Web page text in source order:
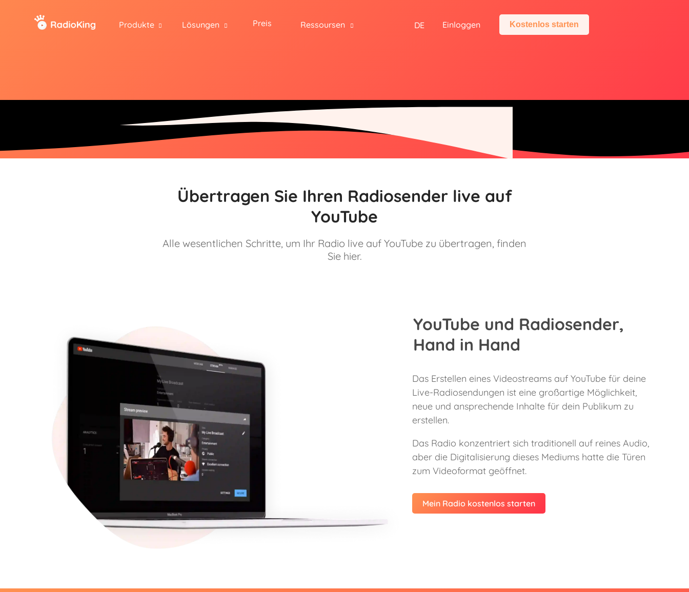
Produkte Lösungen Preis Ressoursen DE Einloggen Kostenlos starten
Übertragen Sie Ihren Radiosender live auf
YouTube
Alle wesentlichen Schritte, um Ihr Radio live auf YouTube zu übertragen, finden
Sie hier.
YouTube und Radiosender,
Hand in Hand
Das Erstellen eines Videostreams auf YouTube für deine
Live-Radiosendungen ist eine großartige Möglichkeit,
neue und ansprechende Inhalte für dein Publikum zu
erstellen.
Das Radio konzentriert sich traditionell auf reines Audio,
aber die Digitalisierung dieses Mediums hatte die Türen
zum Videoformat geöffnet.
Mein Radio kostenlos starten